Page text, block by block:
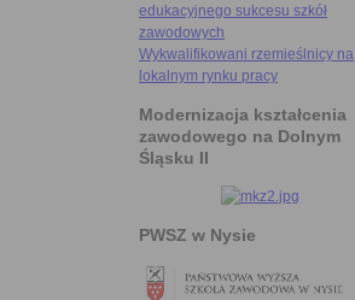
edukacyjnego sukcesu szkół
zawodowych
Wykwalifikowani rzemieślnicy na
lokalnym rynku pracy
Modernizacja kształcenia
zawodowego na Dolnym
Śląsku II
PWSZ w Nysie